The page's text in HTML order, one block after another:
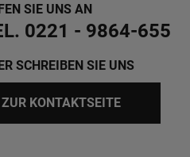
SIE UNS AN
0221 - 9864-655
SCHREIBEN SIE UNS
ZUR KONTAKTSEITE